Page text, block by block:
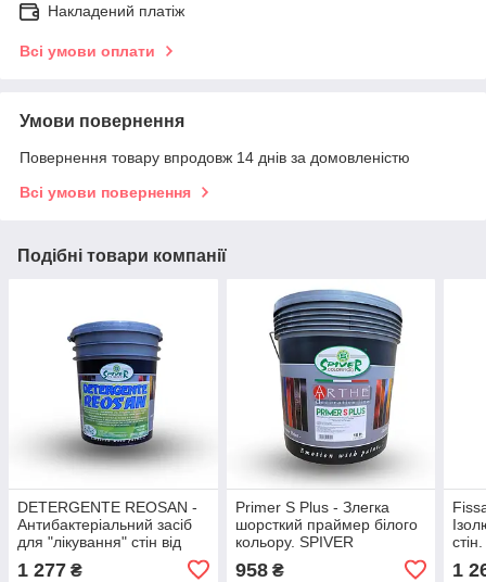
Накладений платіж
Всі умови оплати
Умови повернення
Повернення товару впродовж 14 днів за домовленістю
Всі умови повернення
Подібні товари компанії
DETERGENTE REOSAN -
Антибактеріальний засіб
для "лікування" стін від
1 277 ₴
Primer S Plus - Злегка
шорсткий праймер білого
кольору. SPIVER
958₴ 1